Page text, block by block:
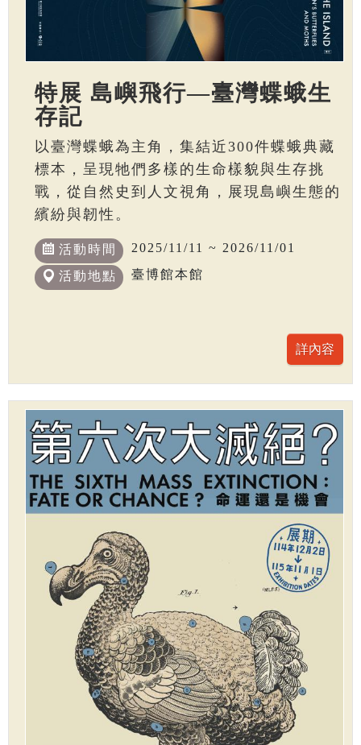
特展 島嶼飛行—臺灣蝶蛾生
存記
以臺灣蝶蛾為主角，集結近300件蝶蛾典藏
標本，呈現牠們多樣的生命樣貌與生存挑
戰，從自然史到人文視角，展現島嶼生態的
繽紛與韌性。
活動時間 2025/11/11 ~ 2026/11/01
活動地點 臺博館本館